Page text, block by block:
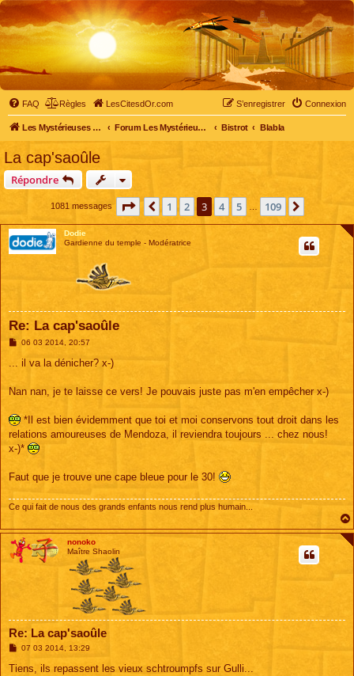
FAQ Règles LesCitesdOr.com Connexion
S’enregistrer
Les Mystérieuses Cités d'Or - LesCitesdOr.com Forum Les Mystérieuses Cités d'Or Bistrot Blabla
La cap'saoûle
Répondre
1081 messages Page sur109
Précédente
1 2 3 4 5 109 Suivante
Dodie
Gardienne du temple - Modératrice
Re: La cap'saoûle
M
g
06 03 2014, 20:57
... il va la dénicher? x-)
Nan nan, je te laisse ce vers! Je pouvais juste pas m'en empêcher x-)
*Il est bien évidemment que toi et moi conservons tout droit dans les
relations amoureuses de Mendoza, il reviendra toujours ... chez nous!
x-)*
Faut que je trouve une cape bleue pour le 30!
Ce qui fait de nous des grands enfants nous rend plus humain...
nonoko
Maître Shaolin
Re: La cap'saoûle
M
s
07 03 2014, 13:29
Tiens, ils repassent les vieux schtroumpfs sur Gulli...